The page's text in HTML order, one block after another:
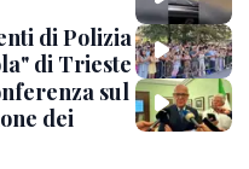
di Polizia
di Trieste
sul
dei